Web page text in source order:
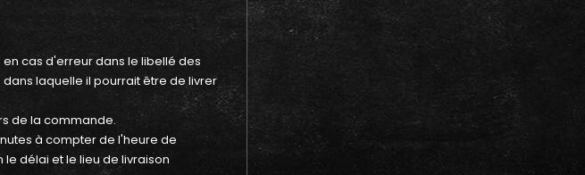
cas d'erreur dans le libellé des
laquelle il pourrait être de livrer
de la commande.
à compter de l'heure de
délai et le lieu de livraison